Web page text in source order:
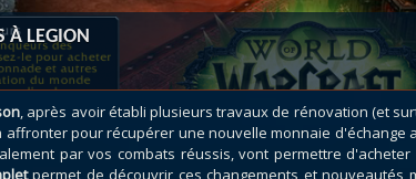
VOIR + DE GUIDES
Les réputations
Les métiers
À LEGION
, après avoir établi plusieurs travaux de rénovation (et
pour récupérer une nouvelle monnaie d'échange
par vos combats réussis, vont permettre d'acheter
permet de découvrir ces changements et nouveautés